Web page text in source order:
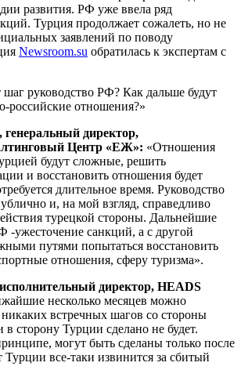
развития. РФ уже ввела ряд
Турция продолжает сожалеть, но не
заявлений по поводу
Newsroom.su обратилась к экспертам с
шаг руководство РФ? Как дальше будут
российские отношения?»
директор,
Центр «ЕЖ»: «Отношения
будут сложные, решить
и восстановить отношения будет
длительное время. Руководство
и, на мой взгляд, справедливо
турецкой стороны. Дальнейшие
-ужесточение санкций, а с другой
путями попытаться восстановить
отношения, сферу туризма».
директор, HEADS
несколько месяцев можно
никаких встречных шагов со стороны
в сторону Турции сделано не будет.
могут быть сделаны только после
Турции все-таки извинится за сбитый